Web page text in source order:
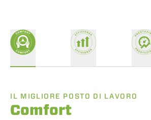
IL MIGLIORE POSTO DI LAVORO
Comfort